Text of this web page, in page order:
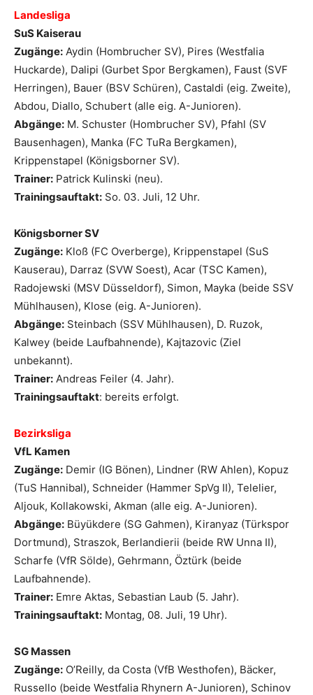
Landesliga
SuS Kaiserau
Zugänge: Aydin (Hombrucher SV), Pires (Westfalia
Huckarde), Dalipi (Gurbet Spor Bergkamen), Faust (SVF
Herringen), Bauer (BSV Schüren), Castaldi (eig. Zweite),
Abdou, Diallo, Schubert (alle eig. A-Junioren).
Abgänge: M. Schuster (Hombrucher SV), Pfahl (SV
Bausenhagen), Manka (FC TuRa Bergkamen),
Krippenstapel (Königsborner SV).
Trainer: Patrick Kulinski (neu).
Trainingsauftakt: So. 03. Juli, 12 Uhr.
Königsborner SV
Zugänge: Kloß (FC Overberge), Krippenstapel (SuS
Kauserau), Darraz (SVW Soest), Acar (TSC Kamen),
Radojewski (MSV Düsseldorf), Simon, Mayka (beide SSV
Mühlhausen), Klose (eig. A-Junioren).
Abgänge: Steinbach (SSV Mühlhausen), D. Ruzok,
Kalwey (beide Laufbahnende), Kajtazovic (Ziel
unbekannt).
Trainer: Andreas Feiler (4. Jahr).
Trainingsauftakt: bereits erfolgt.
Bezirksliga
VfL Kamen
Zugänge: Demir (IG Bönen), Lindner (RW Ahlen), Kopuz
(TuS Hannibal), Schneider (Hammer SpVg II), Telelier,
Aljouk, Kollakowski, Akman (alle eig. A-Junioren).
Abgänge: Büyükdere (SG Gahmen), Kiranyaz (Türkspor
Dortmund), Straszok, Berlandierii (beide RW Unna II),
Scharfe (VfR Sölde), Gehrmann, Öztürk (beide
Laufbahnende).
Trainer: Emre Aktas, Sebastian Laub (5. Jahr).
Trainingsauftakt: Montag, 08. Juli, 19 Uhr).
SG Massen
Zugänge: O’Reilly, da Costa (VfB Westhofen), Bäcker,
Russello (beide Westfalia Rhynern A-Junioren), Schinov